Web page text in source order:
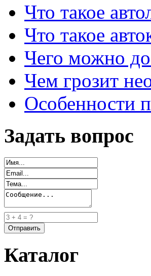
Что такое
Что такое
Чего можно
Чем грозит
Особенности
Задать вопрос
Каталог